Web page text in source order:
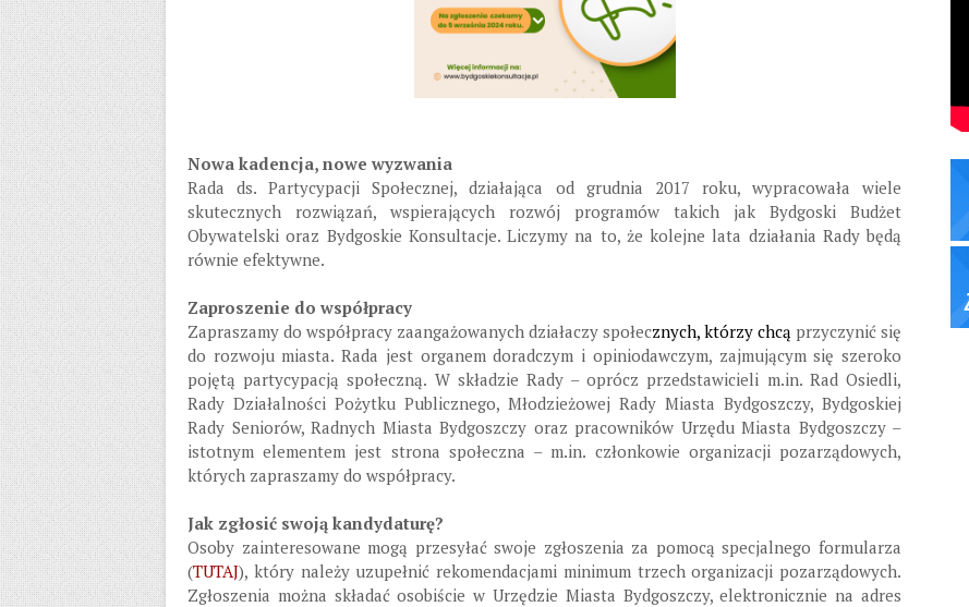
Nowa kadencja, nowe wyzwania
Rada ds. Partycypacji Społecznej, działająca od grudnia 2017 roku, wypracowała wiele
skutecznych rozwiązań, wspierających rozwój programów takich jak Bydgoski Budżet
Obywatelski oraz Bydgoskie Konsultacje. Liczymy na to, że kolejne lata działania Rady będą
równie efektywne.
Zaproszenie do współpracy
Zapraszamy do współpracy zaangażowanych działaczy społecznych, którzy chcą przyczynić się
do rozwoju miasta. Rada jest organem doradczym i opiniodawczym, zajmującym się szeroko
pojętą partycypacją społeczną. W składzie Rady – oprócz przedstawicieli m.in. Rad Osiedli,
Rady Działalności Pożytku Publicznego, Młodzieżowej Rady Miasta Bydgoszczy, Bydgoskiej
Rady Seniorów, Radnych Miasta Bydgoszczy oraz pracowników Urzędu Miasta Bydgoszczy –
istotnym elementem jest strona społeczna – m.in. członkowie organizacji pozarządowych,
których zapraszamy do współpracy.
Jak zgłosić swoją kandydaturę?
Osoby zainteresowane mogą przesyłać swoje zgłoszenia za pomocą specjalnego formularza
(TUTAJ), który należy uzupełnić rekomendacjami minimum trzech organizacji pozarządowych.
Zgłoszenia można składać osobiście w Urzędzie Miasta Bydgoszczy, elektronicznie na adres